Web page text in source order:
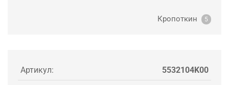
Кропоткин 5
Артикул: 5532104K00